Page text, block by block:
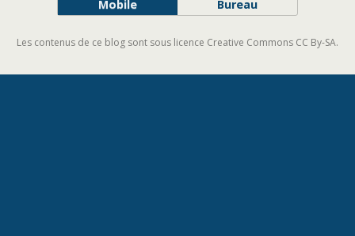
Mobile Bureau
Les contenus de ce blog sont sous licence Creative Commons CC By-SA.